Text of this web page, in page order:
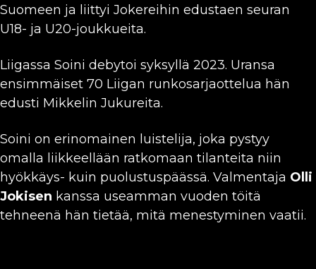
Suomeen ja liittyi Jokereihin edustaen seuran
U18- ja U20-joukkueita.
Liigassa Soini debytoi syksyllä 2023. Uransa
ensimmäiset 70 Liigan runkosarjaottelua hän
edusti Mikkelin Jukureita.
Soini on erinomainen luistelija, joka pystyy
omalla liikkeellään ratkomaan tilanteita niin
hyökkäys- kuin puolustuspäässä. Valmentaja Olli
Jokisen kanssa useamman vuoden töitä
tehneenä hän tietää, mitä menestyminen vaatii.